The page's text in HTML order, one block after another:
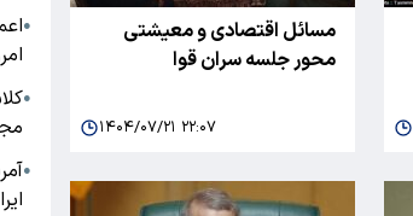
مسائل اقتصادی و معیشتی
محور جلسه سران قوا
۱۴۰۴/۰۷/۲۱ ۲۲:۰۷
●
●
●